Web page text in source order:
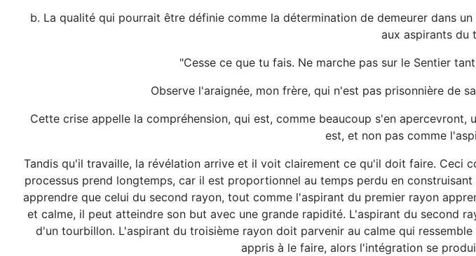
b. La qualité qui pourrait être définie comme la détermination de demeurer dans
aux aspirants du
"Cesse ce que tu fais. Ne marche pas sur le Sentier
Observe l'araignée, mon frère, qui n'est pas prisonnière de
Cette crise appelle la compréhension, qui est, comme beaucoup s'en
est, et non pas comme
Tandis qu'il travaille, la révélation arrive et il voit clairement ce qu'il doit faire. Ceci
processus prend longtemps, car il est proportionnel au temps perdu en
apprendre que celui du second rayon, tout comme l'aspirant du premier rayon
et calme, il peut atteindre son but avec une grande rapidité. L'aspirant du second
d'un tourbillon. L'aspirant du troisième rayon doit parvenir au calme qui
appris à le faire, alors l'intégration se